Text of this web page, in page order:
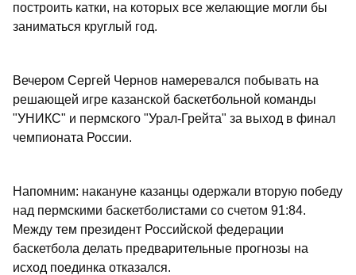
построить катки, на которых все желающие могли бы
заниматься круглый год.
Вечером Сергей Чернов намеревался побывать на
решающей игре казанской баскетбольной команды
"УНИКС" и пермского "Урал-Грейта" за выход в финал
чемпионата России.
Напомним: накануне казанцы одержали вторую победу
над пермскими баскетболистами со счетом 91:84.
Между тем президент Российской федерации
баскетбола делать предварительные прогнозы на
исход поединка отказался.